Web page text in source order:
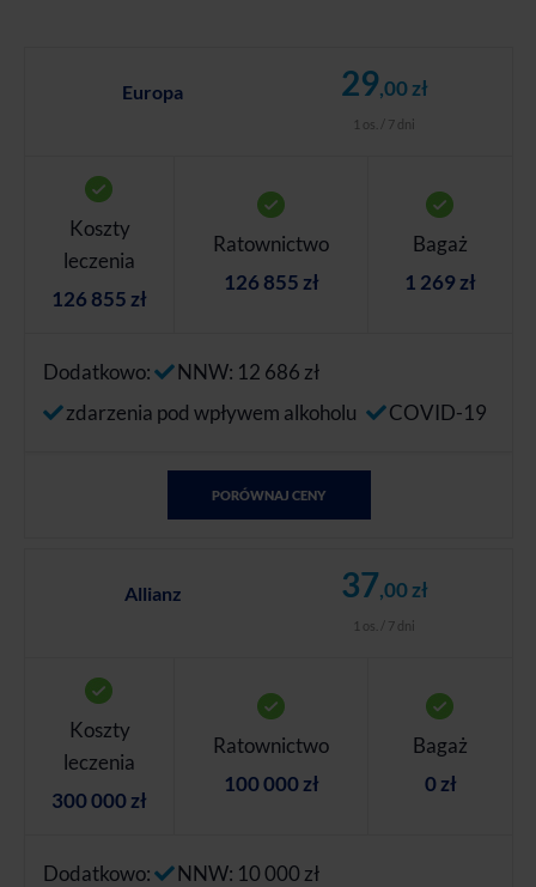
Europa 29,00 zł
1 os. / 7 dni
Koszty
leczenia
126 855 zł
Ratownictwo
126 855 zł
Bagaż
1 269 zł
Dodatkowo:
NNW: 12 686 zł
zdarzenia pod wpływem alkoholu
COVID-19
PORÓWNAJ CENY
Allianz 37,00 zł
1 os. / 7 dni
Koszty
leczenia
300 000 zł
Ratownictwo
100 000 zł
Bagaż
0 zł
Dodatkowo:
NNW: 10 000 zł